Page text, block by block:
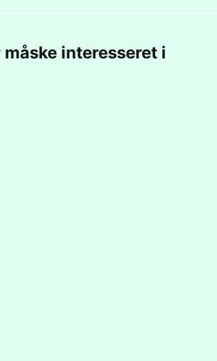
måske interesseret i